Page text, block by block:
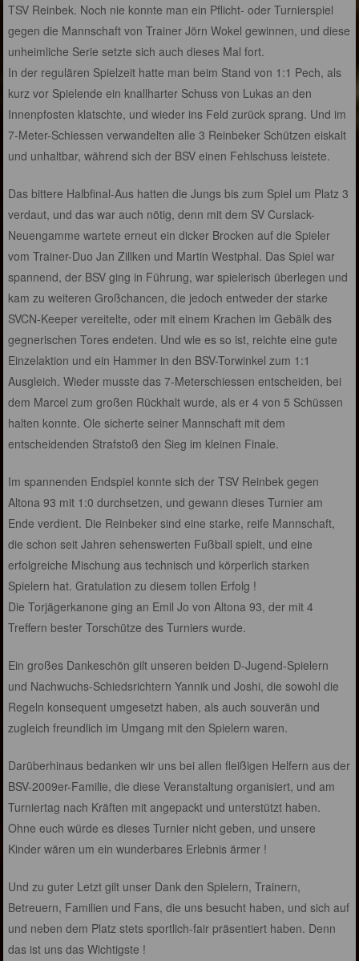
TSV Reinbek. Noch nie konnte man ein Pflicht- oder Turnierspiel
gegen die Mannschaft von Trainer Jörn Wokel gewinnen, und diese
unheimliche Serie setzte sich auch dieses Mal fort.
In der regulären Spielzeit hatte man beim Stand von 1:1 Pech, als
kurz vor Spielende ein knallharter Schuss von Lukas an den
Innenpfosten klatschte, und wieder ins Feld zurück sprang. Und im
7-Meter-Schiessen verwandelten alle 3 Reinbeker Schützen eiskalt
und unhaltbar, während sich der BSV einen Fehlschuss leistete.
Das bittere Halbfinal-Aus hatten die Jungs bis zum Spiel um Platz 3
verdaut, und das war auch nötig, denn mit dem SV Curslack-
Neuengamme wartete erneut ein dicker Brocken auf die Spieler
vom Trainer-Duo Jan Zillken und Martin Westphal. Das Spiel war
spannend, der BSV ging in Führung, war spielerisch überlegen und
kam zu weiteren Großchancen, die jedoch entweder der starke
SVCN-Keeper vereitelte, oder mit einem Krachen im Gebälk des
gegnerischen Tores endeten. Und wie es so ist, reichte eine gute
Einzelaktion und ein Hammer in den BSV-Torwinkel zum 1:1
Ausgleich. Wieder musste das 7-Meterschiessen entscheiden, bei
dem Marcel zum großen Rückhalt wurde, als er 4 von 5 Schüssen
halten konnte. Ole sicherte seiner Mannschaft mit dem
entscheidenden Strafstoß den Sieg im kleinen Finale.
Im spannenden Endspiel konnte sich der TSV Reinbek gegen
Altona 93 mit 1:0 durchsetzen, und gewann dieses Turnier am
Ende verdient. Die Reinbeker sind eine starke, reife Mannschaft,
die schon seit Jahren sehenswerten Fußball spielt, und eine
erfolgreiche Mischung aus technisch und körperlich starken
Spielern hat. Gratulation zu diesem tollen Erfolg !
Die Torjägerkanone ging an Emil Jo von Altona 93, der mit 4
Treffern bester Torschütze des Turniers wurde.
Ein großes Dankeschön gilt unseren beiden D-Jugend-Spielern
und Nachwuchs-Schiedsrichtern Yannik und Joshi, die sowohl die
Regeln konsequent umgesetzt haben, als auch souverän und
zugleich freundlich im Umgang mit den Spielern waren.
Darüberhinaus bedanken wir uns bei allen fleißigen Helfern aus der
BSV-2009er-Familie, die diese Veranstaltung organisiert, und am
Turniertag nach Kräften mit angepackt und unterstützt haben.
Ohne euch würde es dieses Turnier nicht geben, und unsere
Kinder wären um ein wunderbares Erlebnis ärmer !
Und zu guter Letzt gilt unser Dank den Spielern, Trainern,
Betreuern, Familien und Fans, die uns besucht haben, und sich auf
und neben dem Platz stets sportlich-fair präsentiert haben. Denn
das ist uns das Wichtigste !